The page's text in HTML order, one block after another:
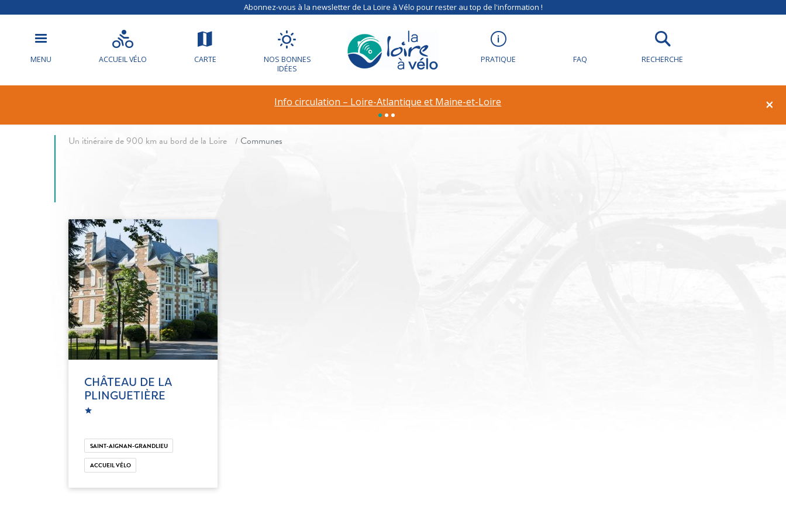
Abonnez-vous à la newsletter de La Loire à Vélo pour rester au top de l'information !
MENU ACCUEIL VÉLO CARTE
NOS BONNES
IDÉES
PRATIQUE FAQ RECHERCHE
×
Info circulation – Loire-Atlantique et Maine-et-Loire
Un itinéraire de 900 km au bord de la Loire Communes
CHÂTEAU DE LA
PLINGUETIÈRE
ic_star
SAINT-AIGNAN-GRANDLIEU
ACCUEIL VÉLO